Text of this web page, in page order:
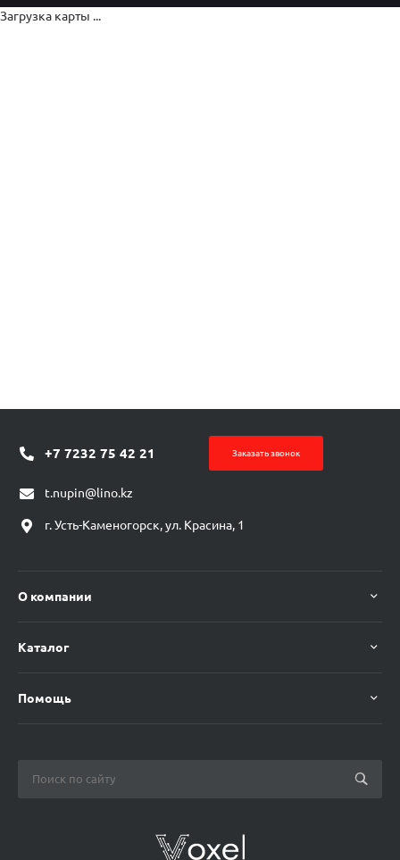
Загрузка карты ...
+7 7232 75 42 21 Заказать звонок
t.nupin@lino.kz
г. Усть-Каменогорск, ул. Красина, 1
О компании
Каталог
Помощь